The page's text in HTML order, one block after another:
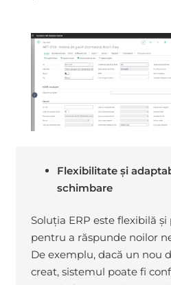
Flexibilitate și
schimbare
Soluția ERP este flexibilă
pentru a răspunde noilor
De exemplu, dacă un nou
creat, sistemul poate fi